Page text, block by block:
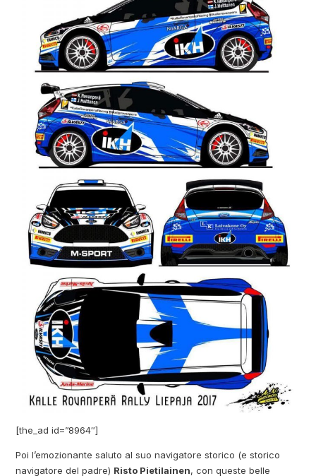
[the_ad id=”8964″]
Poi l’emozionante saluto al suo navigatore storico (e storico
navigatore del padre) Risto Pietilainen, con queste belle